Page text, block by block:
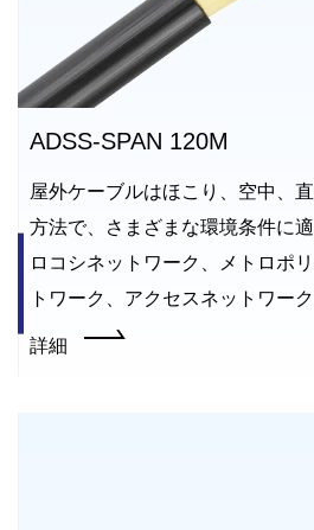
ADSS-SPAN 120M
屋外ケーブルはほこり、空中、
方法で、さまざまな環境条件に
ロコシネットワーク、メトロポ
トワーク、アクセスネットワー
詳細